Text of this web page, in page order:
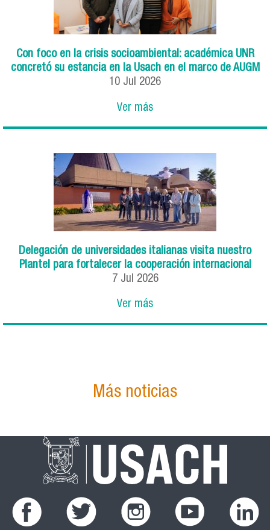
Con foco en la crisis socioambiental: académica UNR
concretó su estancia en la Usach en el marco de AUGM
10 Jul 2026
Ver más
Delegación de universidades italianas visita nuestro
Plantel para fortalecer la cooperación internacional
7 Jul 2026
Ver más
Más noticias